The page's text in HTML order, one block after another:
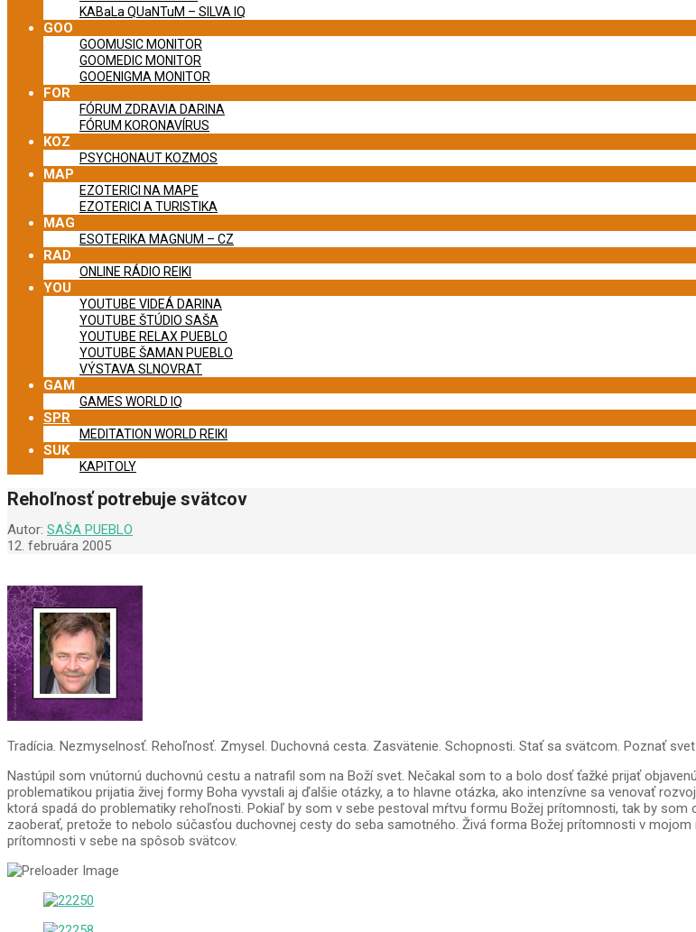
KABaLa QUaNTuM – SILVA IQ
GOO
GOOMUSIC MONITOR
GOOMEDIC MONITOR
GOOENIGMA MONITOR
FOR
FÓRUM ZDRAVIA DARINA
FÓRUM KORONAVÍRUS
KOZ
PSYCHONAUT KOZMOS
MAP
EZOTERICI NA MAPE
EZOTERICI A TURISTIKA
MAG
ESOTERIKA MAGNUM – CZ
RAD
ONLINE RÁDIO REIKI
YOU
YOUTUBE VIDEÁ DARINA
YOUTUBE ŠTÚDIO SAŠA
YOUTUBE RELAX PUEBLO
YOUTUBE ŠAMAN PUEBLO
VÝSTAVA SLNOVRAT
GAM
GAMES WORLD IQ
SPR
MEDITATION WORLD REIKI
SUK
KAPITOLY
Rehoľnosť potrebuje svätcov
Autor: SAŠA PUEBLO
12. februára 2005
Tradícia. Nezmyselnosť. Rehoľnosť. Zmysel. Duchovná cesta. Zasvätenie. Schopnosti. Stať sa svätcom. Poznať
Nastúpil som vnútornú duchovnú cestu a natrafil som na Boží svet. Nečakal som to a bolo dosť ťažké prijať
problematikou prijatia živej formy Boha vyvstali aj ďalšie otázky, a to hlavne otázka, ako intenzívne sa venovať
ktorá spadá do problematiky rehoľnosti. Pokiaľ by som v sebe pestoval mŕtvu formu Božej prítomnosti, tak by
zaoberať, pretože to nebolo súčasťou duchovnej cesty do seba samotného. Živá forma Božej prítomnosti v
prítomnosti v sebe na spôsob svätcov.